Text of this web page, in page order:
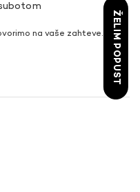
na vaše zahteve. ŽELIM POPUST